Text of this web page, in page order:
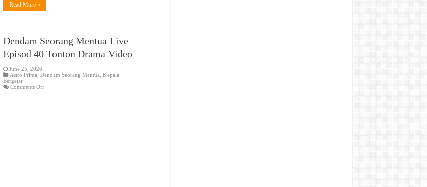
Read More »
Dendam Seorang Mentua Live
Episod 40 Tonton Drama Video
June 25, 2026
Astro Prima ,Dendam Seorang Mentua ,Kepala
Bergetar
Comments Offon